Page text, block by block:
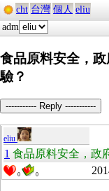
cht 台灣 個人 eliu
adm
食品原料安全，
驗？
----------- Reply -----------
eliu
1 食品原料安全，政
0 0